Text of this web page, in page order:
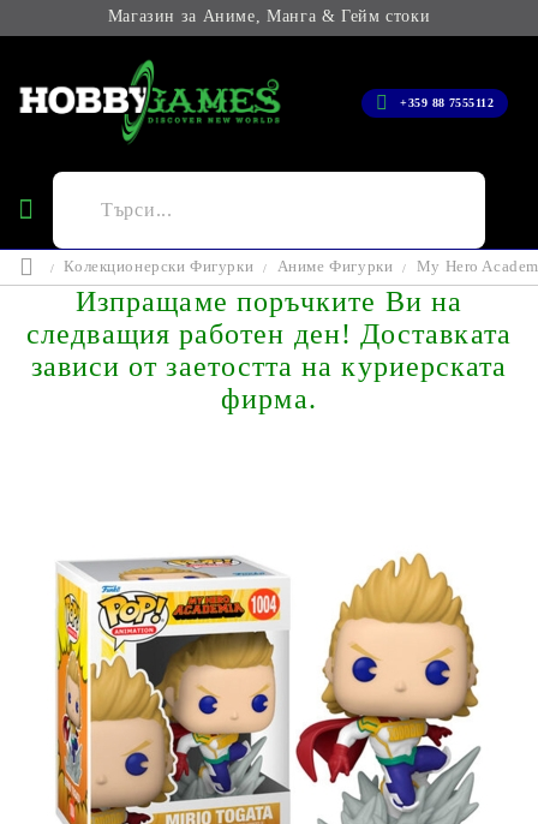
Магазин за Аниме, Манга & Гейм стоки
+359 88 7555112
Колекционерски Фигурки Аниме Фигурки My Hero
Изпращаме поръчките Ви на
следващия работен ден! Доставката
зависи от заетостта на куриерската
фирма.